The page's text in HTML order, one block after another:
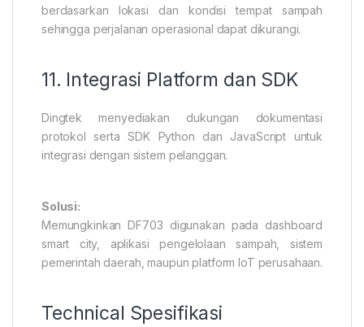
berdasarkan lokasi dan kondisi tempat sampah
sehingga perjalanan operasional dapat dikurangi.
11. Integrasi Platform dan SDK
Dingtek menyediakan dukungan dokumentasi
protokol serta SDK Python dan JavaScript untuk
integrasi dengan sistem pelanggan.
Solusi:
Memungkinkan DF703 digunakan pada dashboard
smart city, aplikasi pengelolaan sampah, sistem
pemerintah daerah, maupun platform IoT perusahaan.
Technical Spesifikasi